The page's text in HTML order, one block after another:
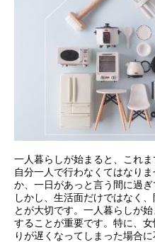
一人暮らしが始まると、これ
自分一人で行わなくてはなり
か、一日があっと言う間に過ぎ
しかし、生活面だけではなく
とが大切です。一人暮らしが
することが重要です。特に、
りが遅くなってしまった場合